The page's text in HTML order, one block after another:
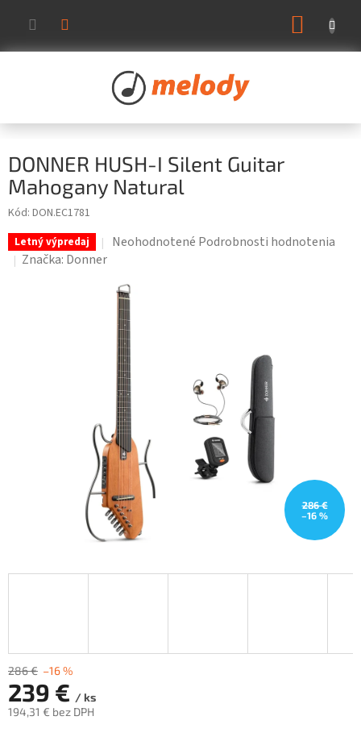
obsah
DONNER HUSH-I Silent Guitar
Mahogany Natural
Kód: DON.EC1781
Letný výpredaj
Priemerné
je
0,0
hviezdičiek.
Neohodnotené Podrobnosti hodnotenia
Značka: Donner
286 €
–16 %
286 € –16 %
239 € / ks
194,31 € bez DPH